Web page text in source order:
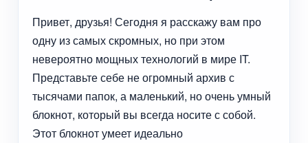
Привет, друзья! Сегодня я расскажу вам про
одну из самых скромных, но при этом
невероятно мощных технологий в мире IT.
Представьте себе не огромный архив с
тысячами папок, а маленький, но очень умный
блокнот, который вы всегда носите с собой.
Этот блокнот умеет идеально